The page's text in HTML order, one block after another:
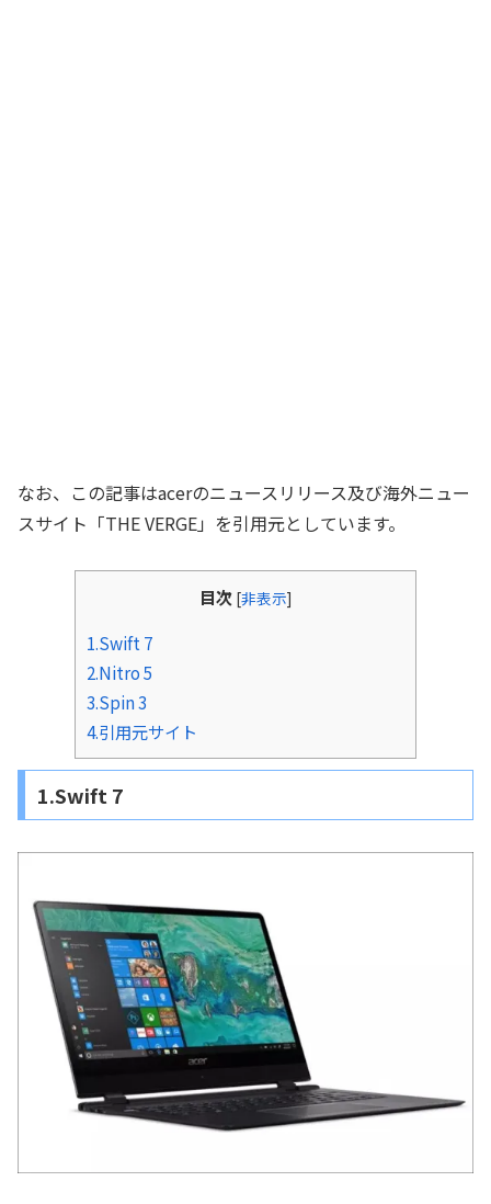
なお、この記事はacerのニュースリリース及び海外ニュー
スサイト「THE VERGE」を引用元としています。
目次 [非表示]
1.Swift 7
2.Nitro 5
3.Spin 3
4.引用元サイト
1.Swift 7